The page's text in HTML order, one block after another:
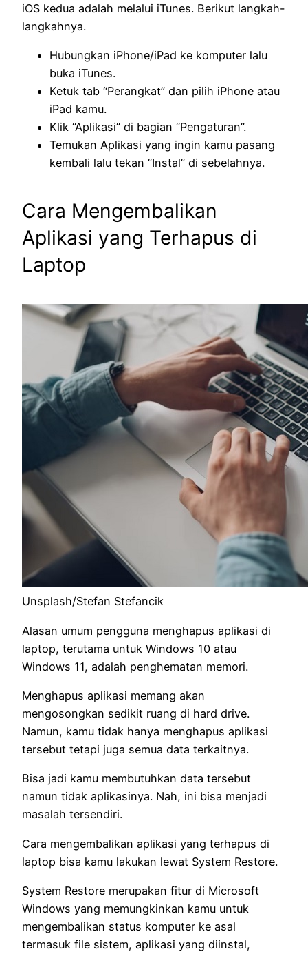
iOS kedua adalah melalui iTunes. Berikut langkah-
langkahnya.
Hubungkan iPhone/iPad ke komputer lalu
buka iTunes.
Ketuk tab “Perangkat” dan pilih iPhone atau
iPad kamu.
Klik “Aplikasi” di bagian “Pengaturan”.
Temukan Aplikasi yang ingin kamu pasang
kembali lalu tekan “Instal” di sebelahnya.
Cara Mengembalikan
Aplikasi yang Terhapus di
Laptop
Unsplash/Stefan Stefancik
Alasan umum pengguna menghapus aplikasi di
laptop, terutama untuk Windows 10 atau
Windows 11, adalah penghematan memori.
Menghapus aplikasi memang akan
mengosongkan sedikit ruang di hard drive.
Namun, kamu tidak hanya menghapus aplikasi
tersebut tetapi juga semua data terkaitnya.
Bisa jadi kamu membutuhkan data tersebut
namun tidak aplikasinya. Nah, ini bisa menjadi
masalah tersendiri.
Cara mengembalikan aplikasi yang terhapus di
laptop bisa kamu lakukan lewat System Restore.
System Restore merupakan fitur di Microsoft
Windows yang memungkinkan kamu untuk
mengembalikan status komputer ke asal
termasuk file sistem, aplikasi yang diinstal,